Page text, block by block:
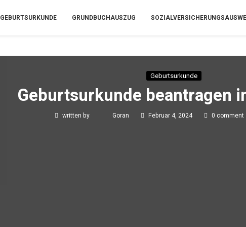
GEBURTSURKUNDE GRUNDBUCHAUSZUG
Geburtsurkunde
Geburtsurkunde beantragen
written by Goran Februar 4, 2024 0 comment